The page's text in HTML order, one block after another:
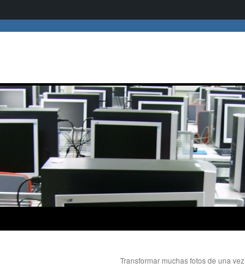
Transformar muchas fotos de una vez